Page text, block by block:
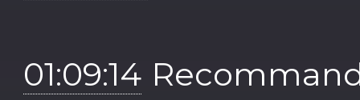
01:09:14